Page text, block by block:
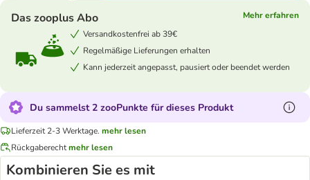
Das zooplus Abo
Mehr erfahren
Versandkostenfrei ab 39€
Regelmäßige Lieferungen erhalten
Kann jederzeit angepasst, pausiert oder beendet werden
Du sammelst 2 zooPunkte für dieses Produkt
Lieferzeit 2-3 Werktage. mehr lesen
Rückgaberechtmehr lesen
Kombinieren Sie es mit